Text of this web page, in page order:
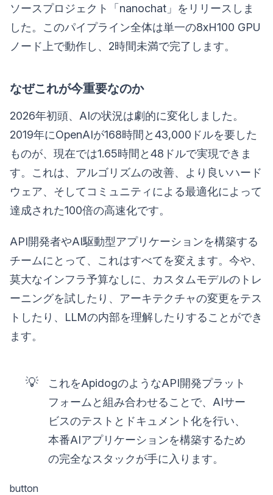
ソースプロジェクト「nanochat」をリリースしま
した。このパイプライン全体は単一の8xH100 GPU
ノード上で動作し、2時間未満で完了します。
なぜこれが今重要なのか
2026年初頭、AIの状況は劇的に変化しました。
2019年にOpenAIが168時間と43,000ドルを要した
ものが、現在では1.65時間と48ドルで実現できま
す。これは、アルゴリズムの改善、より良いハード
ウェア、そしてコミュニティによる最適化によって
達成された100倍の高速化です。
API開発者やAI駆動型アプリケーションを構築する
チームにとって、これはすべてを変えます。今や、
莫大なインフラ予算なしに、カスタムモデルのトレ
ーニングを試したり、アーキテクチャの変更をテス
トしたり、LLMの内部を理解したりすることができ
ます。
💡
これをApidogのようなAPI開発プラット
フォームと組み合わせることで、AIサー
ビスのテストとドキュメント化を行い、
本番AIアプリケーションを構築するため
の完全なスタックが手に入ります。
button